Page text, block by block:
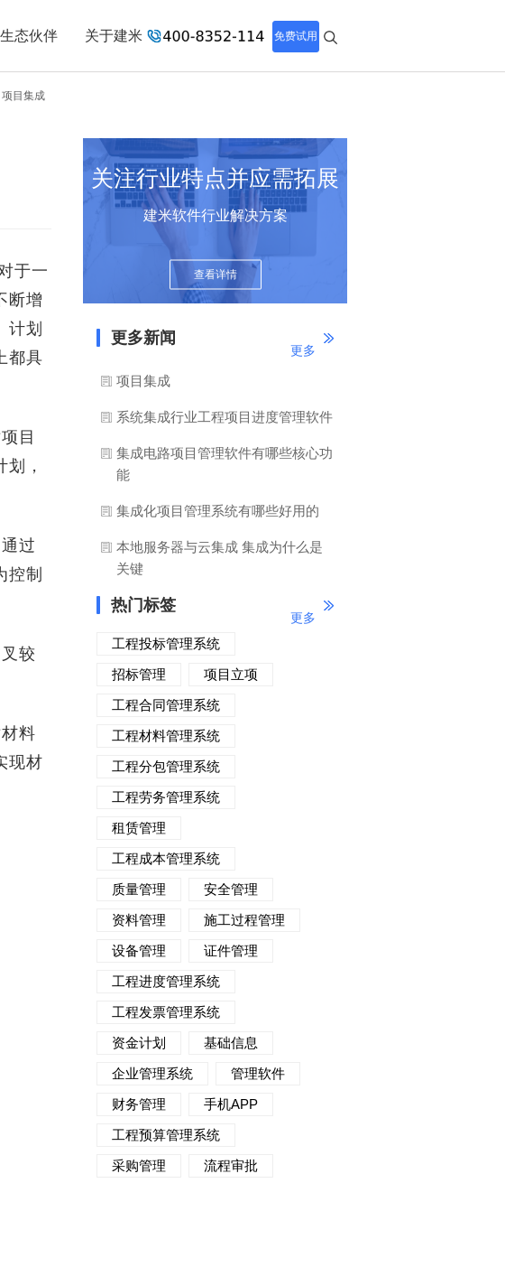
生态伙伴 关于建米 免费试用
项目集成
于一
断增
计划
都具
目
，
过
控制
较
料
现材
关注行业特点并应需拓展
建米软件行业解决方案
查看详情
更多新闻
更多
项目集成
系统集成行业工程项目进度管理软件
集成电路项目管理软件有哪些核心功
能
集成化项目管理系统有哪些好用的
本地服务器与云集成 集成为什么是
关键
热门标签
更多
工程投标管理系统
招标管理
项目立项
工程合同管理系统
工程材料管理系统
工程分包管理系统
工程劳务管理系统
租赁管理
工程成本管理系统
质量管理
安全管理
资料管理
施工过程管理
设备管理
证件管理
工程进度管理系统
工程发票管理系统
资金计划
基础信息
企业管理系统
管理软件
财务管理
手机APP
工程预算管理系统
采购管理
流程审批